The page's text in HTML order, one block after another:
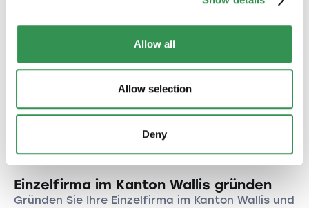
Allow all
Allow selection
Deny
Die politische Stabilität, eine starke
eine vielfältige Wirtschaftsumgebung machen
die Schweiz zu einem attraktiven Standort für
Start-up-Gründungen.
Andere Rechtsformen
entdecken
Sie suchen nach einer anderen Rechtsform
Einzelfirma im Kanton Wallis gründen
Gründen Sie Ihre Einzelfirma im Kanton Wallis und